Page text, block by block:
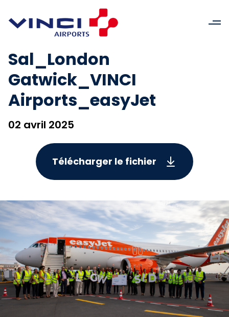
Sal_London
Gatwick_VINCI
Airports_easyJet
02 avril 2025
Télécharger le fichier